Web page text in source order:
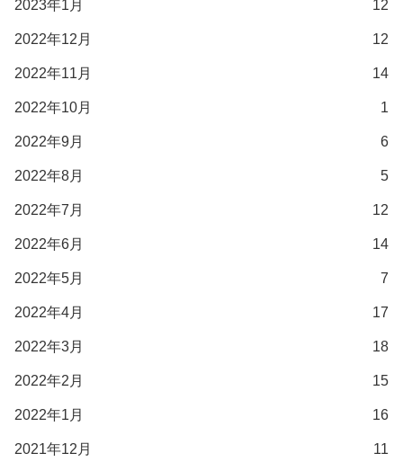
2023年1月 12
2022年12月 12
2022年11月 14
2022年10月 1
2022年9月 6
2022年8月 5
2022年7月 12
2022年6月 14
2022年5月 7
2022年4月 17
2022年3月 18
2022年2月 15
2022年1月 16
2021年12月 11